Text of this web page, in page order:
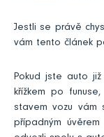
Jestli se právě
vám tento článek
Pokud jste auto
křížkem po
stavem vozu vám
případným